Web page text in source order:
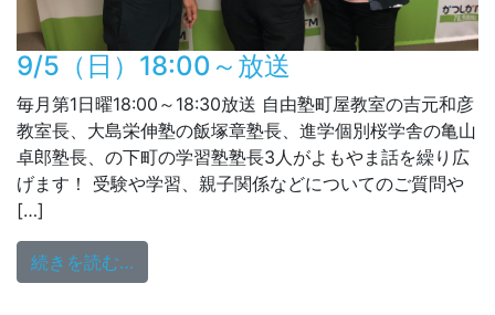
9/5（日）18:00～放送
毎月第1日曜18:00～18:30放送 自由塾町屋教室の吉元和彦
教室長、大島栄伸塾の飯塚章塾長、進学個別桜学舎の亀山
卓郎塾長、の下町の学習塾塾長3人がよもやま話を繰り広
げます！ 受験や学習、親子関係などについてのご質問や
[…]
続きを読む…